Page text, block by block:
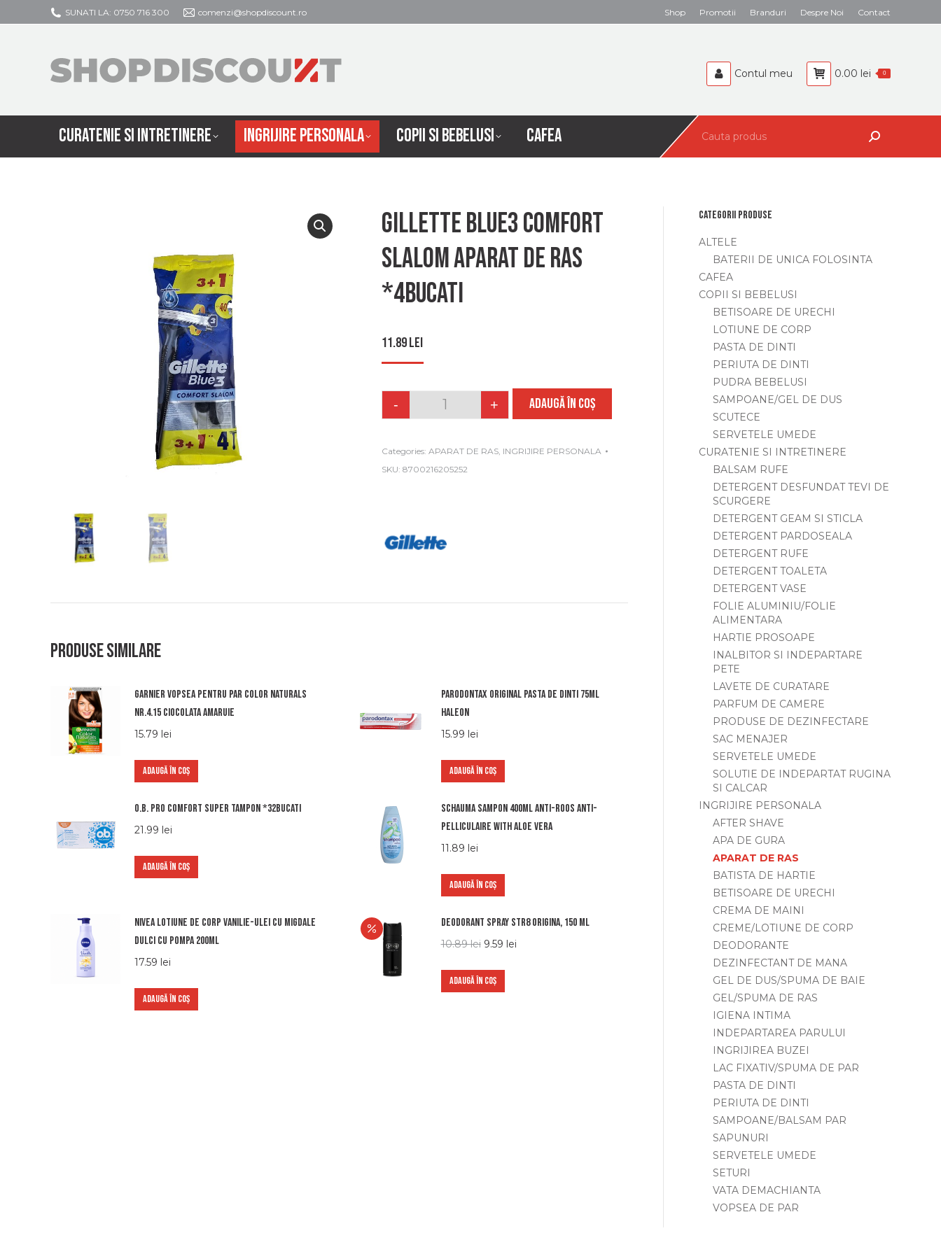
SUNATI LA: 0750 716 300 comenzi@shopdiscount.ro Shop Promotii Branduri Despre Noi Contact
Contul meu 0.00 lei 0
CURATENIE SI INTRETINERE INGRIJIRE PERSONALA COPII SI BEBELUSI CAFEA
Gillette blue3 comfort
slalom aparat de ras
*4bucati
11.89lei
Quantity
- + ADAUGĂ ÎN COȘ
Categories: APARAT DE RAS, INGRIJIRE PERSONALA
SKU: 8700216205252
Produse similare
Garnier vopsea pentru par color naturals
nr.4.15 ciocolata amaruie
15.79 lei
ADAUGĂ ÎN COȘ
Parodontax original pasta de dinti 75ml
haleon
15.99 lei
ADAUGĂ ÎN COȘ
O.b. pro comfort super tampon *32bucati
21.99 lei
ADAUGĂ ÎN COȘ
Schauma sampon 400ml anti-roos anti-
pelliculaire with aloe vera
11.89 lei
ADAUGĂ ÎN COȘ
Nivea lotiune de corp vanilie-ulei cu migdale
dulci cu pompa 200ml
17.59 lei
ADAUGĂ ÎN COȘ
Deodorant Spray STR8 Origina, 150 ml
10.89lei 9.59 lei
ADAUGĂ ÎN COȘ
Categorii produse
ALTELE
BATERII DE UNICA FOLOSINTA
CAFEA
COPII SI BEBELUSI
BETISOARE DE URECHI
LOTIUNE DE CORP
PASTA DE DINTI
PERIUTA DE DINTI
PUDRA BEBELUSI
SAMPOANE/GEL DE DUS
SCUTECE
SERVETELE UMEDE
CURATENIE SI INTRETINERE
BALSAM RUFE
DETERGENT DESFUNDAT TEVI DE
SCURGERE
DETERGENT GEAM SI STICLA
DETERGENT PARDOSEALA
DETERGENT RUFE
DETERGENT TOALETA
DETERGENT VASE
FOLIE ALUMINIU/FOLIE
ALIMENTARA
HARTIE PROSOAPE
INALBITOR SI INDEPARTARE
PETE
LAVETE DE CURATARE
PARFUM DE CAMERE
PRODUSE DE DEZINFECTARE
SAC MENAJER
SERVETELE UMEDE
SOLUTIE DE INDEPARTAT RUGINA
SI CALCAR
INGRIJIRE PERSONALA
AFTER SHAVE
APA DE GURA
APARAT DE RAS
BATISTA DE HARTIE
BETISOARE DE URECHI
CREMA DE MAINI
CREME/LOTIUNE DE CORP
DEODORANTE
DEZINFECTANT DE MANA
GEL DE DUS/SPUMA DE BAIE
GEL/SPUMA DE RAS
IGIENA INTIMA
INDEPARTAREA PARULUI
INGRIJIREA BUZEI
LAC FIXATIV/SPUMA DE PAR
PASTA DE DINTI
PERIUTA DE DINTI
SAMPOANE/BALSAM PAR
SAPUNURI
SERVETELE UMEDE
SETURI
VATA DEMACHIANTA
VOPSEA DE PAR
CURATENIE SI INTRETINERE INGRIJIRE PERSONALA COPII SI BEBELUSI CAFEA
Search: